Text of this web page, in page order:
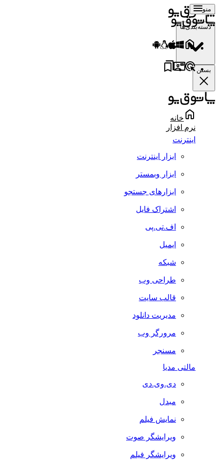
منو
دسته‌بندی‌ها
بستن
خانه
نرم افزار
اینترنت
ابزار اینترنت
ابزار وبمستر
ابزارهای جستجو
اشتراک فایل
اف.تی.پی
ایمیل
شبکه
طراحی وب
قالب سایت
مدیریت دانلود
مرورگر وب
مسنجر
مالتی مدیا
دی.وی.دی
مبدل
نمایش فیلم
ویرایشگر صوت
ویرایشگر فیلم